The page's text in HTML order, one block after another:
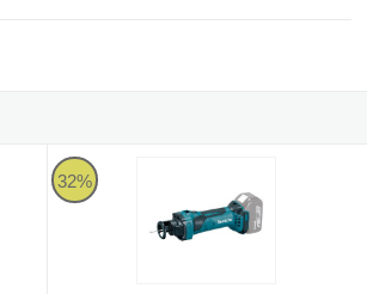
de 1300W. Ø118mm
32%
Fresadora de corte Makita DCO180Z